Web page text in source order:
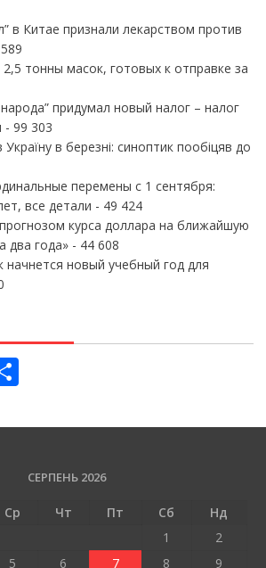
в Китае признали лекарством против
тонны масок, готовых к отправке за
придумал новый налог – налог
- 99 303
в березні: синоптик пообіцяв до
перемены с 1 сентября:
все детали - 49 424
курса доллара на ближайшую
два года»- 44 608
начнется новый учебный год для
П
ді
и
т
СЕРПЕНЬ 2026
Ср Чт Пт Сб
Нд
1
2
5 6 7 8
9